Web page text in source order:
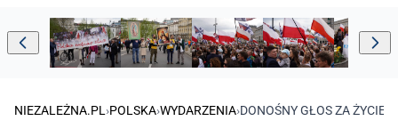
NIEZALEŻNA.PL ›POLSKA›WYDARZENIA›DONOŚNY GŁOS ZA